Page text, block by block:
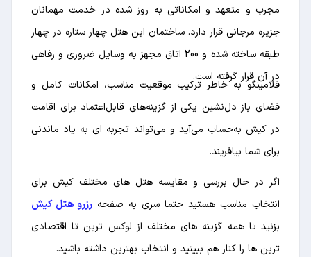
مجرب و متعهد و امکاناتی به روز شده در خدمت مهمانان
جزیره مرجانی قرار دارد. ساختمان این هتل چهار ستاره در چهار
طبقه ساخته شده و 200 اتاق مجهز به وسایل ضروری و رفاهی
در آن قرار گرفته است.
فلامینگو به خاطر ترکیب موقعیت مناسب، امکانات کامل و
فضای باز دل‌نشین یکی از گزینه‌های قابل‌اعتماد برای اقامت
در کیش به‌حساب می‌آید و می‌تواند تجربه ای به یاد ماندنی
برای شما بیافریند.
اگر در حال بررسی و مقایسه هتل های مختلف کیش برای
انتخاب مناسب هستید حتما سری به صفحه رزرو هتل کیش
بزنید تا همه گزینه های مختلف از لوکس ترین تا اقتصادی
ترین ها را کنار هم ببینید و انتخاب بهترین داشته باشید.